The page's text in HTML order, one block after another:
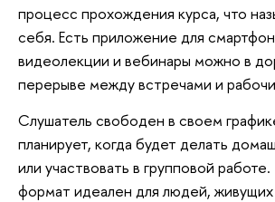
процесс прохождения курса, что
себя. Есть приложение для
видеолекции и вебинары можно в
перерыве между встречами и
Слушатель свободен в своем
планирует, когда будет делать
или участвовать в групповой
формат идеален для людей,